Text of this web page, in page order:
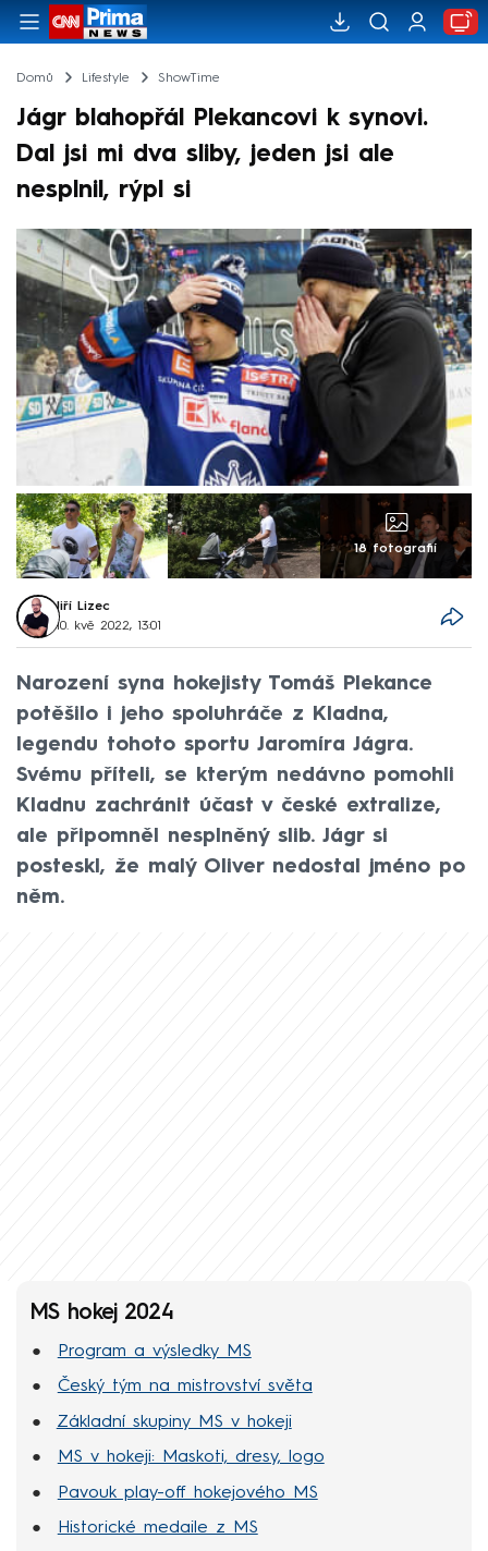
Domů Lifestyle ShowTime
Jágr blahopřál Plekancovi k synovi.
Dal jsi mi dva sliby, jeden jsi ale
nesplnil, rýpl si
18 fotografií
Jiří Lizec
10. kvě 2022, 13:01
Narození syna hokejisty Tomáš Plekance
potěšilo i jeho spoluhráče z Kladna,
legendu tohoto sportu Jaromíra Jágra.
Svému příteli, se kterým nedávno pomohli
Kladnu zachránit účast v české extralize,
ale připomněl nesplněný slib. Jágr si
posteskl, že malý Oliver nedostal jméno po
něm.
MS hokej 2024
Program a výsledky MS
Český tým na mistrovství světa
Základní skupiny MS v hokeji
MS v hokeji: Maskoti, dresy, logo
Pavouk play-off hokejového MS
Historické medaile z MS